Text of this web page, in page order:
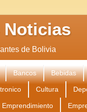
Noticias
de Bolivia
Bancos Bebidas
Cultura
Emprendimiento